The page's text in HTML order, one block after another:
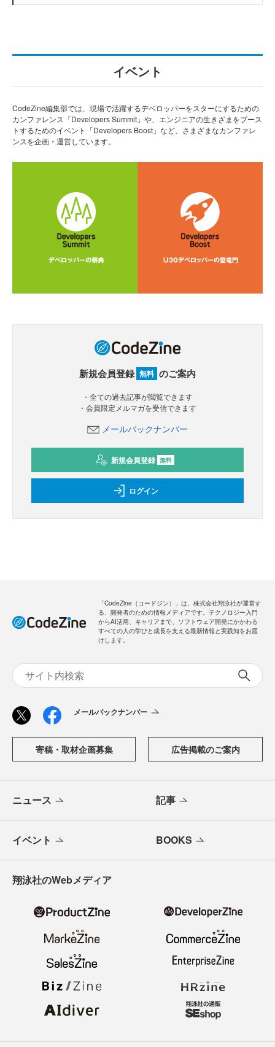
イベント
CodeZine編集部では、現場で活躍するデベロッパーをスターにするための
カンファレンス「Developers Summit」や、エンジニアの生きざまをブース
トするためのイベント「Developers Boost」など、さまざまなカンファレ
ンスを企画・運営しています。
新規会員登録 無料 のご案内
・全ての過去記事が閲覧できます
・会員限定メルマガを受信できます
メールバックナンバー
新規会員登録 無料
ログイン
「CodeZine（コードジン）」は、株式会社翔泳社が運営す
る、開発者のための情報メディアです。テクノロジー入門
からAI活用、キャリアまで、ソフトウェア開発にかかわる
すべての人の学びと成長を支える最新情報と実践知をお届
けします。
メールバックナンバー
寄稿・取材企画募集 広告掲載のご案内
ニュース 記事
イベント BOOKS
翔泳社のWebメディア